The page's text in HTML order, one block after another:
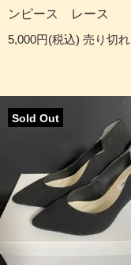
ンピース レース
5,000円(税込) 売り切れ
Sold Out